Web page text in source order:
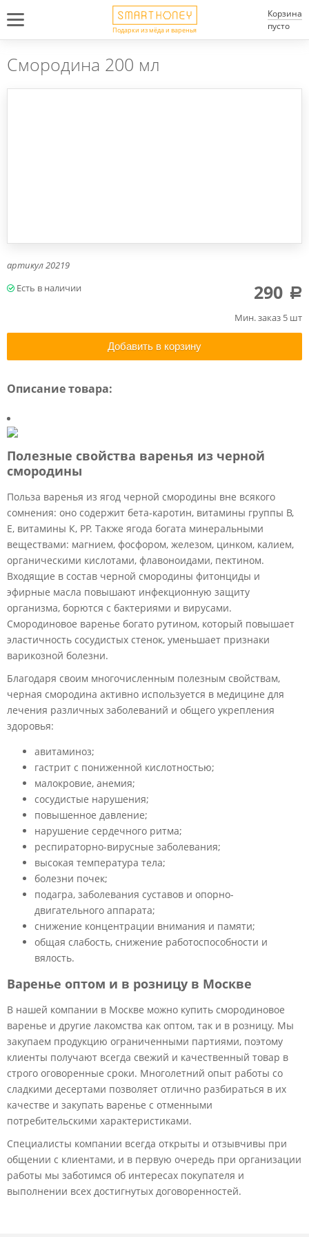
Подарки из мёда и варенья
Корзина
пусто
Смородина 200 мл
артикул20219
Мин. заказ 5 шт
290 a
Добавить в корзину
Описание товара:
Полезные свойства варенья из черной
смородины
Польза варенья из ягод черной смородины вне всякого
сомнения: оно содержит бета-каротин, витамины группы В,
Е, витамины К, РР. Также ягода богата минеральными
веществами: магнием, фосфором, железом, цинком, калием,
органическими кислотами, флавоноидами, пектином.
Входящие в состав черной смородины фитонциды и
эфирные масла повышают инфекционную защиту
организма, борются с бактериями и вирусами.
Смородиновое варенье богато рутином, который повышает
эластичность сосудистых стенок, уменьшает признаки
варикозной болезни.
Благодаря своим многочисленным полезным свойствам,
черная смородина активно используется в медицине для
лечения различных заболеваний и общего укрепления
здоровья:
авитаминоз;
гастрит с пониженной кислотностью;
малокровие, анемия;
сосудистые нарушения;
повышенное давление;
нарушение сердечного ритма;
респираторно-вирусные заболевания;
высокая температура тела;
болезни почек;
подагра, заболевания суставов и опорно-
двигательного аппарата;
снижение концентрации внимания и памяти;
общая слабость, снижение работоспособности и
вялость.
Варенье оптом и в розницу в Москве
В нашей компании в Москве можно купить смородиновое
варенье и другие лакомства как оптом, так и в розницу. Мы
закупаем продукцию ограниченными партиями, поэтому
клиенты получают всегда свежий и качественный товар в
строго оговоренные сроки. Многолетний опыт работы со
сладкими десертами позволяет отлично разбираться в их
качестве и закупать варенье с отменными
потребительскими характеристиками.
Специалисты компании всегда открыты и отзывчивы при
общении с клиентами, и в первую очередь при организации
работы мы заботимся об интересах покупателя и
выполнении всех достигнутых договоренностей.